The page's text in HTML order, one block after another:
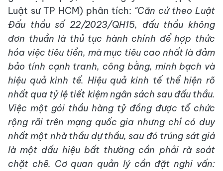
Luật sư TP HCM) phân tích: "Căn cứ theo Luật
Đấu thầu số 22/2023/QH15, đấu thầu không
đơn thuần là thủ tục hành chính để hợp thức
hóa việc tiêu tiền, mà mục tiêu cao nhất là đảm
bảo tính cạnh tranh, công bằng, minh bạch và
hiệu quả kinh tế. Hiệu quả kinh tế thể hiện rõ
nhất qua tỷ lệ tiết kiệm ngân sách sau đấu thầu.
Việc một gói thầu hàng tỷ đồng được tổ chức
rộng rãi trên mạng quốc gia nhưng chỉ có duy
nhất một nhà thầu dự thầu, sau đó trúng sát giá
là một dấu hiệu bất thường cần phải rà soát
chặt chẽ. Cơ quan quản lý cần đặt nghi vấn: